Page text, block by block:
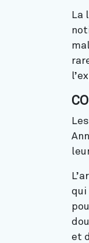
La
qui
et